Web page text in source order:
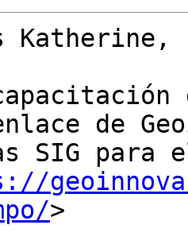
Katherine,
de
SIG para
>